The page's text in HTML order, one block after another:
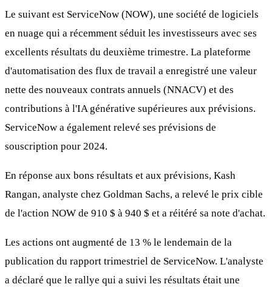
Le suivant est ServiceNow (NOW), une société de logiciels
en nuage qui a récemment séduit les investisseurs avec ses
excellents résultats du deuxième trimestre. La plateforme
d'automatisation des flux de travail a enregistré une valeur
nette des nouveaux contrats annuels (NNACV) et des
contributions à l'IA générative supérieures aux prévisions.
ServiceNow a également relevé ses prévisions de
souscription pour 2024.
En réponse aux bons résultats et aux prévisions, Kash
Rangan, analyste chez Goldman Sachs, a relevé le prix cible
de l'action NOW de 910 $ à 940 $ et a réitéré sa note d'achat.
Les actions ont augmenté de 13 % le lendemain de la
publication du rapport trimestriel de ServiceNow. L'analyste
a déclaré que le rallye qui a suivi les résultats était une